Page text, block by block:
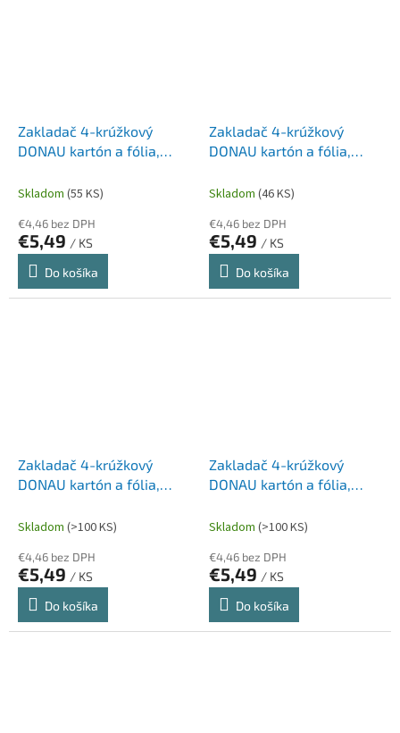
Zakladač 4-krúžkový
DONAU kartón a fólia,
Skladom (55 KS)
€4,46 bez DPH
€5,49 / KS
Do košíka
Zakladač 4-krúžkový
DONAU kartón a fólia,
Skladom (46 KS)
€4,46 bez DPH
€5,49 / KS
Do košíka
Zakladač 4-krúžkový
DONAU kartón a fólia,
Skladom (>100 KS)
€4,46 bez DPH
€5,49 / KS
Do košíka
Zakladač 4-krúžkový
DONAU kartón a fólia,
Skladom (>100 KS)
€4,46 bez DPH
€5,49 / KS
Do košíka